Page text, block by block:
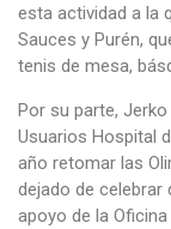
esta actividad a la
Sauces y Purén,
tenis de mesa,
Por su parte,
Usuarios Hospital
año retomar las
dejado de celebrar
apoyo de la